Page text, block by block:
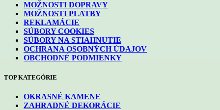
MOŽNOSTI DOPRAVY
MOŽNOSTI PLATBY
REKLAMÁCIE
SÚBORY COOKIES
SÚBORY NA STIAHNUTIE
OCHRANA OSOBNÝCH ÚDAJOV
OBCHODNÉ PODMIENKY
TOP KATEGÓRIE
OKRASNÉ KAMENE
ZAHRADNÉ DEKORÁCIE